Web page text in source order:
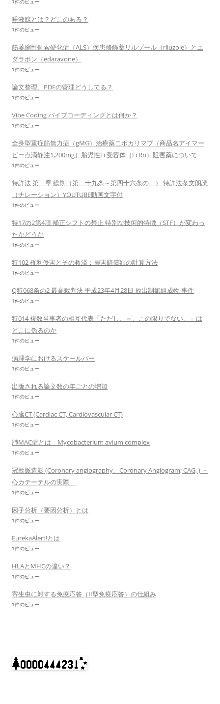
1件のビュー
唾液腺とは？どこのある？
1件のビュー
筋萎縮性側索硬化症（ALS）疾患修飾薬リルゾール（riluzole）とエ
ダラボン（edaravone）
1件のビュー
論文整理、PDFの管理どうしてる？
1件のビュー
Vibe Coding バイブコーディングとは何か？
1件のビュー
全身型重症筋無力症（gMG）治療薬ニポカリマブ（商品名アイマー
ビー点滴静注1,200mg）胎児性Fc受容体（FcRn）阻害薬について
1件のビュー
特許法 第二章 総則（第二十九条～第四十六条の二） 特許法条文朗読
（ナレーション）YOUTUBE動画文字付
1件のビュー
特17の2第4項 補正シフトの禁止 特別な技術的特徴（STF）が変わっ
たかどうか
1件のビュー
特102 権利侵害とその救済：損害賠償額の計算方法
1件のビュー
Q特068条の2 最高裁判決 平成23年4月28日 放出制御組成物 事件
1件のビュー
特014 複数当事者の相互代表「ただし、～、この限りでない。」は
どこに係るのか
1件のビュー
病理学におけるスケールバー
1件のビュー
出版される論文数の年ごとの増加
1件のビュー
心臓CT (Cardiac CT, Cardiovascular CT)
1件のビュー
肺MAC症とは Mycobacterium avium complex
1件のビュー
冠動脈造影 (Coronary angiography、Coronary Angiogram; CAG, ) ・
心カテーテルの実際
1件のビュー
因子分析（要因分析）とは
1件のビュー
EurekaAlert!とは
1件のビュー
HLAとMHCの違い？
1件のビュー
寄生虫に対する免疫応答（II型免疫応答）の仕組み
1件のビュー